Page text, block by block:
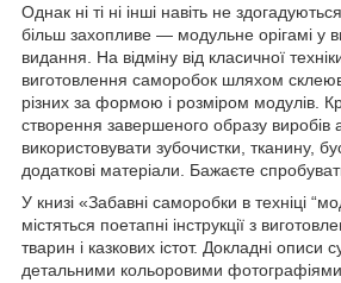
Однак ні ті ні інші навіть не
більш захопливе — модульне орігамі у
видання. На відміну від класичної
виготовлення саморобок шляхом
різних за формою і розміром модулів.
створення завершеного образу виробів
використовувати зубочистки, тканину,
додаткові матеріали. Бажаєте
У книзі «Забавні саморобки в техніці
містяться поетапні інструкції з
тварин і казкових істот. Докладні описи
детальними кольоровими